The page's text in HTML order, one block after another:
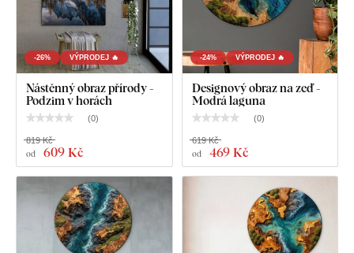
-26% VÝPRODEJ 🔥
Nástěnný obraz přírody -
Podzim v horách
(0)
od 609 Kč
819 Kč
-24% VÝPRODEJ 🔥
Designový obraz na zeď -
Modrá laguna
(0)
od 469 Kč
619 Kč